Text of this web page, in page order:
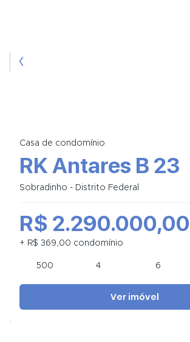
Casa de condomínio
RK Antares B 23
Sobradinho - Distrito Federal
500 4 6
R$ 2.290.000,00
+ R$ 369,00 condomínio
Ver imóvel